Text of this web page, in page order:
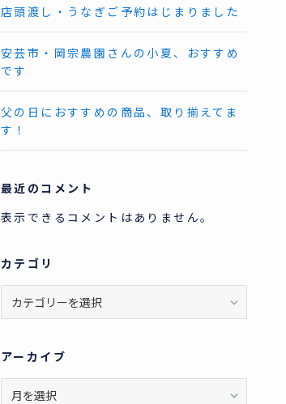
店頭渡し・うなぎご予約はじまりました
安芸市・岡宗農園さんの小夏、おすすめ
です
父の日におすすめの商品、取り揃えてま
す！
最近のコメント
表示できるコメントはありません。
カテゴリ
テ
アーカイブ